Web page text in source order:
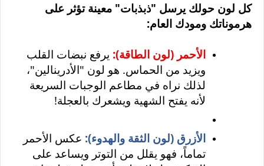
كل لون حولك يرسل "ذبذبات" معينة تؤثر على
هرموناتك ومودك العام:
الأحمر (لون الطاقة): يرفع نبضات القلب
ويزيد من الحماس. هو لون "الأدرينالين"،
لذلك نراه في مطاعم الوجبات السريعة
لأنه يفتح الشهية ويشعرك بالعجلة!
الأزرق (لون الثقة والهدوء): عكس الأحمر
تماماً، فهو يقلل من التوتر ويساعد على